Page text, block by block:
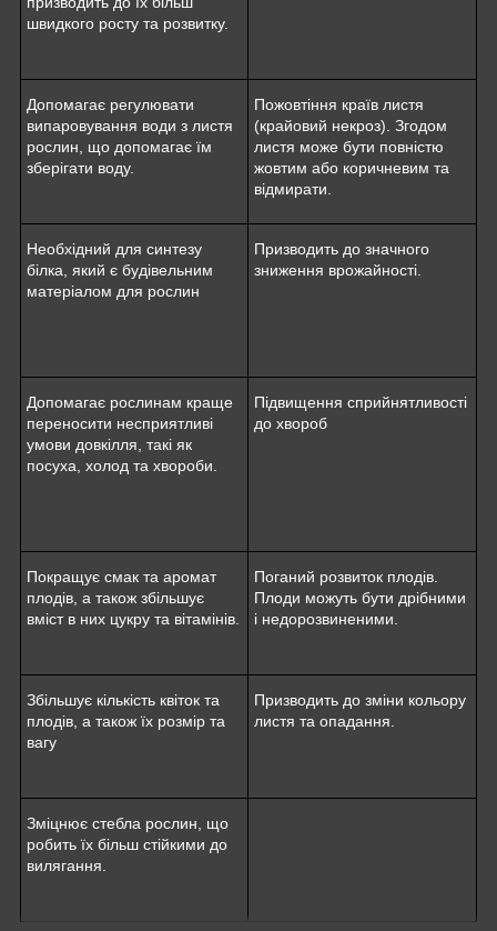
швидкого росту та розвитку.
Допомагає регулювати
випаровування води з листя
рослин, що допомагає їм
зберігати воду.
Пожовтіння країв листя
(крайовий некроз). Згодом
листя може бути повністю
жовтим або коричневим та
відмирати.
Необхідний для синтезу
білка, який є будівельним
матеріалом для рослин
Призводить до значного
зниження врожайності.
Допомагає рослинам краще
переносити несприятливі
умови довкілля, такі як
посуха, холод та хвороби.
Підвищення сприйнятливості
до хвороб
Покращує смак та аромат
плодів, а також збільшує
вміст в них цукру та вітамінів.
Поганий розвиток плодів.
Плоди можуть бути дрібними
і недорозвиненими.
Збільшує кількість квіток та
плодів, а також їх розмір та
вагу
Призводить до зміни кольору
листя та опадання.
Зміцнює стебла рослин, що
робить їх більш стійкими до
вилягання.